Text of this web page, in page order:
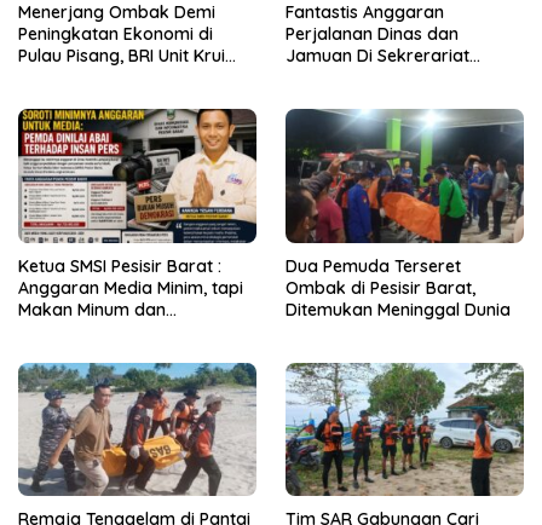
Menerjang Ombak Demi
Peningkatan Ekonomi di
Pulau Pisang, BRI Unit Krui
Fantastis Anggaran
Perjalanan Dinas dan
Jamuan Di Sekrerariat
Ketua SMSI Pesisir Barat :
Anggaran Media Minim, tapi
Makan Minum dan
Dua Pemuda Terseret
Ombak di Pesisir Barat,
Ditemukan Meninggal Dunia
Remaja Tenggelam di Pantai Tim SAR Gabungan Cari